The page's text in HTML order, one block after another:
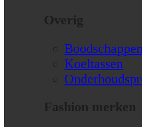
Overig
Koeltassen
Fashion merken